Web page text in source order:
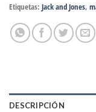
Etiquetas: Jack and Jones,
DESCRIPCIÓN